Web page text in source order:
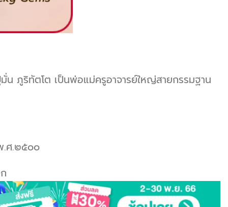
น ภูริทัตโต เป็นพ่อแม่ครูอาจารย์ใหญ่สายกรรมฐาน
.ศ.๒๕๐๐